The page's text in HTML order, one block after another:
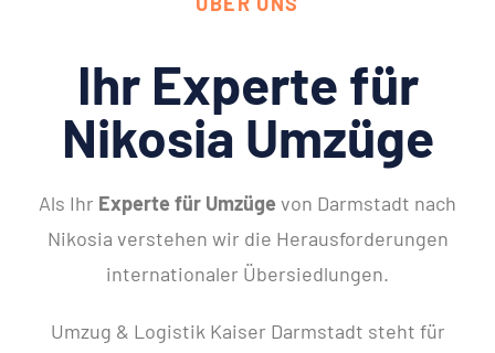
Ihr Experte für
Nikosia Umzüge
Als Ihr Experte für Umzüge von Darmstadt nach
Nikosia verstehen wir die Herausforderungen
internationaler Übersiedlungen.
Umzug & Logistik Kaiser Darmstadt steht für